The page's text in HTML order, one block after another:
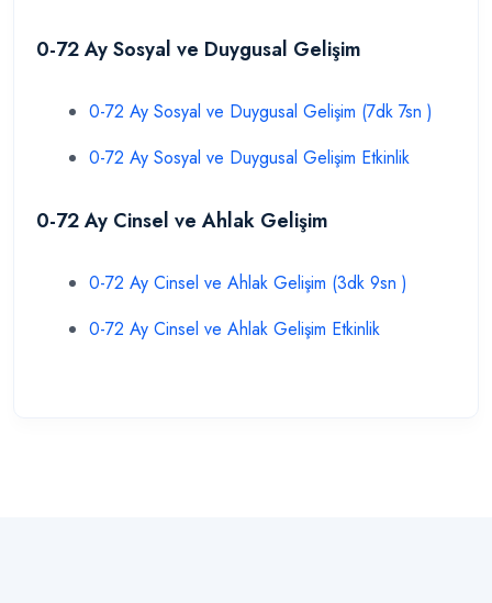
0-72 Ay Sosyal ve Duygusal Gelişim
0-72 Ay Sosyal ve Duygusal Gelişim (7dk 7sn )
0-72 Ay Sosyal ve Duygusal Gelişim Etkinlik
0-72 Ay Cinsel ve Ahlak Gelişim
0-72 Ay Cinsel ve Ahlak Gelişim (3dk 9sn )
0-72 Ay Cinsel ve Ahlak Gelişim Etkinlik